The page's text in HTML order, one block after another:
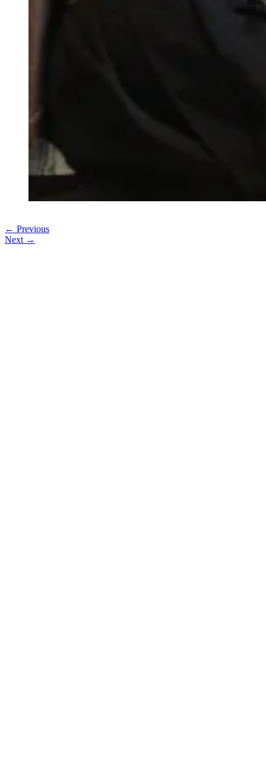
← Previous
Next →